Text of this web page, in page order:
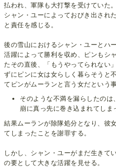
払われ、軍隊も大打撃を受けていた。
シャン・ユーによっておびき出され
と責任を感じる。
後の雪山におけるシャン・ユーとハ
活躍によって勝利を収め、ピンもシ
たその直後、「もうやってられない
ずにピンに女は女らしく暮らそうと
てピンがムーランと言う女だという
そのような不満を漏らしたの
崩に真っ先に巻き込まれてしま
結果ムーランが除隊処分となり、彼
てしまったことを謝罪する。
しかし、シャン・ユーがまだ生きて
の要として大きな活躍を見せる。